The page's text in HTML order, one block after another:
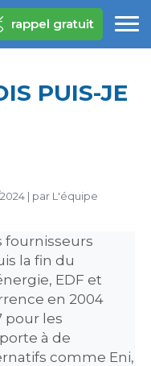
rappel gratuit
PUIS-JE
| par L'équipe
fournisseurs
la fin du
EDF et
en 2004
pour les
à de
comme Eni,